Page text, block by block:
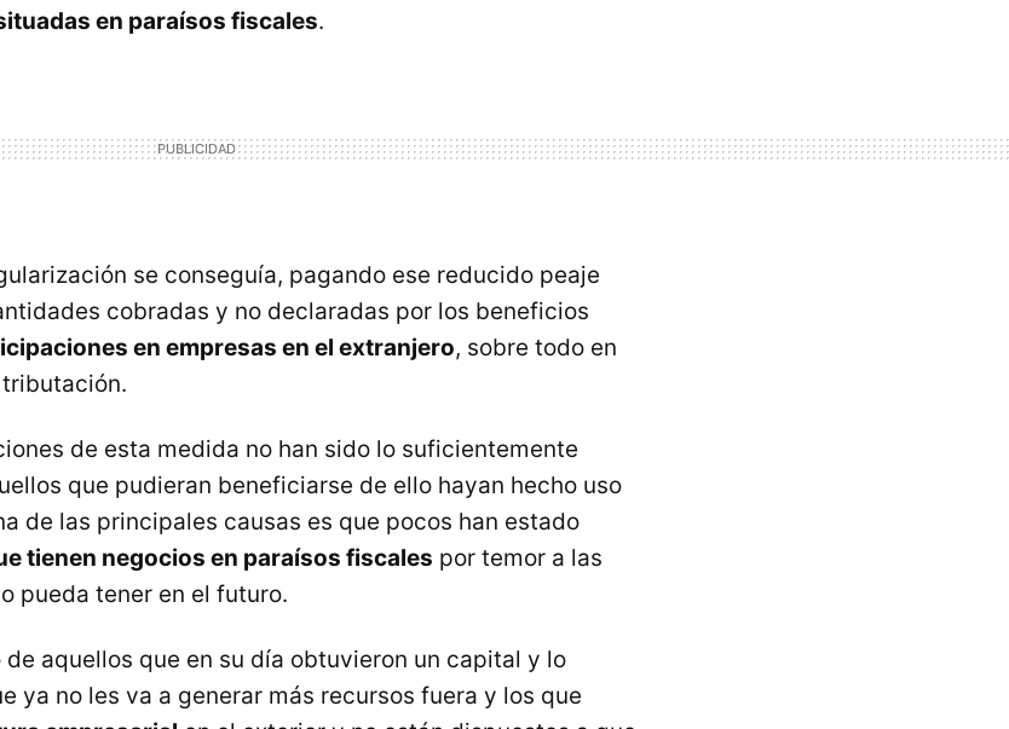
en paraísos fiscales.
se conseguía, pagando ese reducido peaje
cobradas y no declaradas por los beneficios
en empresas en el extranjero, sobre todo en
de esta medida no han sido lo suficientemente
que pudieran beneficiarse de ello hayan hecho uso
de las principales causas es que pocos han estado
tienen negocios en paraísos fiscales por temor a las
pueda tener en el futuro.
aquellos que en su día obtuvieron un capital y lo
ya no les va a generar más recursos fuera y los que